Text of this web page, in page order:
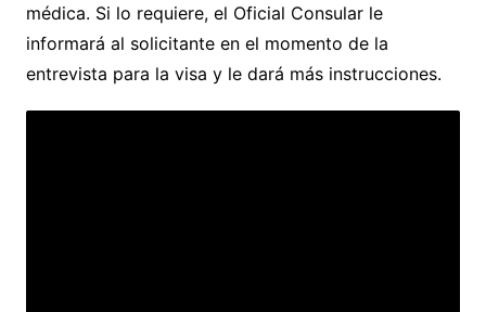
médica. Si lo requiere, el Oficial Consular le
informará al solicitante en el momento de la
entrevista para la visa y le dará más instrucciones.